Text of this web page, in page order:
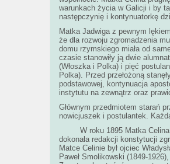
warunkach życia w Galicji i by
następczynię i kontynuatorkę
Matka Jadwiga z pewnym
że dla rozwoju zgromadzenia
domu rzymskiego miała od
czasie stanowiły ją dwie
(Włoszka i Polka) i pięć
Polka). Przed przełożoną
podstawowej, kontynuacja
instytutu na zewnątrz oraz
Głównym przedmiotem starań
nowicjuszek i postulantek.
W roku 1895 Matka Celina
dokonała redakcji konstytucji
Matce Celinie był ojciec
Paweł Smolikowski (1849-